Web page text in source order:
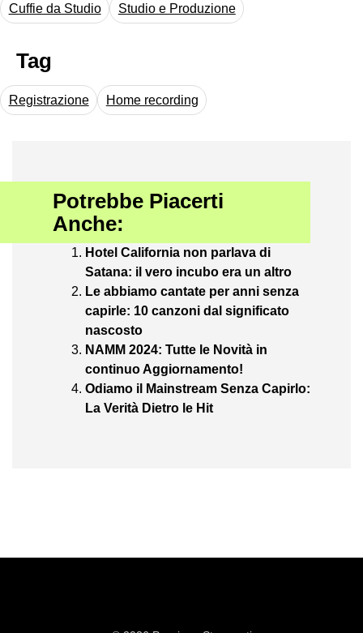
Cuffie da Studio Studio e Produzione
Tag
Registrazione Home recording
Potrebbe Piacerti
Anche:
Hotel California non parlava di
Satana: il vero incubo era un altro
Le abbiamo cantate per anni senza
capirle: 10 canzoni dal significato
nascosto
NAMM 2024: Tutte le Novità in
continuo Aggiornamento!
Odiamo il Mainstream Senza Capirlo:
La Verità Dietro le Hit